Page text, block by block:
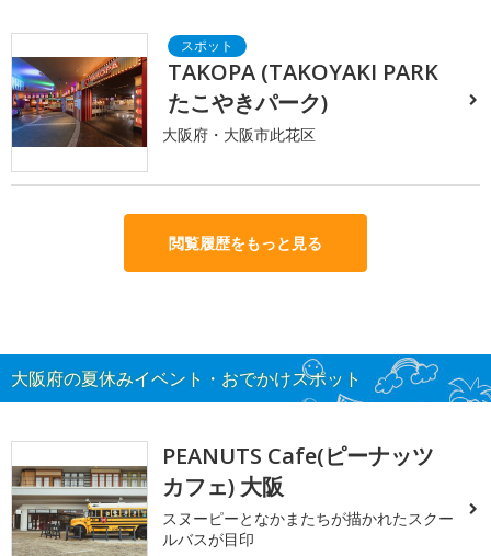
TAKOPA (TAKOYAKI PARK
たこやきパーク)
大阪府・大阪市此花区
閲覧履歴をもっと見る
大阪府の夏休みイベント・おでかけスポット
PEANUTS Cafe(ピーナッツ
カフェ) 大阪
スヌーピーとなかまたちが描かれたスクー
ルバスが目印